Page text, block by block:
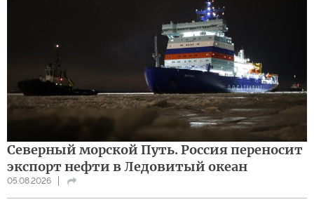
Северный морской Путь. Россия переносит
экспорт нефти в Ледовитый океан
05.08.2026